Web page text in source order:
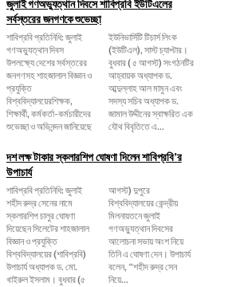
সর্বস্তরের জনগণকে শুভেচ্ছা
শাবিপ্রবি প্রতিনিধি: জুলাই
গণঅভ্যুত্থান দিবস
উপলক্ষ্যে দেশের সর্বস্তরের
জনগণসহ শাহজালাল বিজ্ঞান ও
প্রযুক্তি
বিশ্ববিদ্যালয়েরশিক্ষক,
শিক্ষার্থী, কর্মকর্তা-কর্মচারীদের
শুভেচ্ছা ও অভিনন্দন জানিয়েছে
ইউনিভার্সিটি টিচার্স লিংক
(ইউটিএল), সাস্ট চ্যাপ্টার।
বুধবার ( ৫ আগস্ট) সংগঠনটির
আহ্বায়ক অধ্যাপক ড.
আব্দুল্লাহ আল মামুন এবং
সদস্য সচিব অধ্যাপক ড.
জামাল উদ্দীনের স্বাক্ষরিত এক
যৌথ বিবৃতিতে এ...
দশ লক্ষ টাকার স্কলারশিপ ঘোষণা দিলেন শাবিপ্রবি’র
উপাচার্য
শাবিপ্রবি প্রতিনিধি: জুলাই
শহীদ রুদ্র সেনের নামে
স্কলারশিপ চালুর ঘোষণা
দিয়েছেন সিলেটের শাহজালাল
বিজ্ঞান ও প্রযুক্তি
বিশ্ববিদ্যালয়ের (শাবিপ্রবি)
উপাচার্য অধ্যাপক ড. মো.
খাইরুল ইসলাম। বুধবার (৫
আগস্ট) দুপুরে
বিশ্ববিদ্যালয়ের কেন্দ্রীয়
মিলনায়তনে জুলাই
গণঅভ্যুত্থান দিবসের
আলোচনা সভায় অংশ নিয়ে
তিনি এ ঘোষণা দেন। উপাচার্য
বলেন, ‌“শহীদ রুদ্র সেন
নিয়ে...